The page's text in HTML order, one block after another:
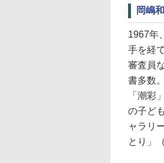
岡嶋
1967年
手を経
審査員
書多数
「潮彩
の子ど
ャラリ
とり」